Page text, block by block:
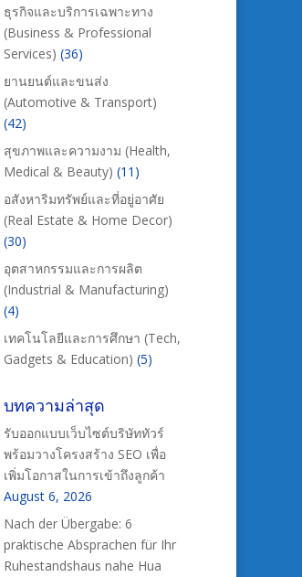
ธุรกิจและบริการเฉพาะทาง
(Business & Professional
Services) (36)
ยานยนต์และขนส่ง
(Automotive & Transport)
(42)
สุขภาพและความงาม (Health,
Medical & Beauty) (11)
อสังหาริมทรัพย์และที่อยู่อาศัย
(Real Estate & Home Decor)
(30)
อุตสาหกรรมและการผลิต
(Industrial & Manufacturing)
(4)
เทคโนโลยีและการศึกษา (Tech,
Gadgets & Education) (5)
บทความล่าสุด
รับออกแบบเว็บไซต์บริษัททัวร์
พร้อมวางโครงสร้าง SEO เพื่อ
เพิ่มโอกาสในการเข้าถึงลูกค้า
August 6, 2026
Nach der Übergabe: 6
praktische Absprachen für Ihr
Ruhestandshaus nahe Hua